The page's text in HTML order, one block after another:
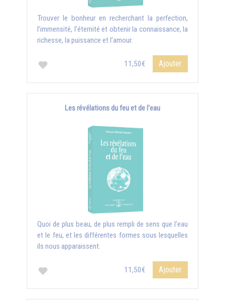
Trouver le bonheur en recherchant la perfection,
l’immensité, l’éternité et obtenir la connaissance, la
richesse, la puissance et l’amour.
11,50€ Ajouter
Les révélations du feu et de l'eau
Quoi de plus beau, de plus rempli de sens que l’eau
et le feu, et les différentes formes sous lesquelles
ils nous apparaissent.
11,50€ Ajouter